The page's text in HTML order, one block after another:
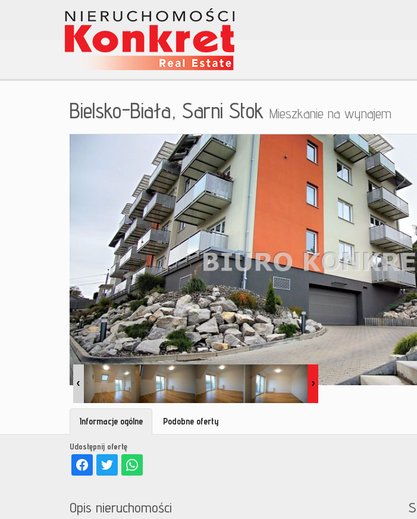
Bielsko-Biała, Sarni Stok Mieszkanie na wynajem
Udostępnij ofertę
Informacje ogólne Podobne oferty
Opis nieruchomości